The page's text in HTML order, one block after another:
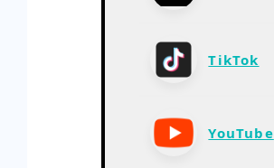
TikTok
YouTube